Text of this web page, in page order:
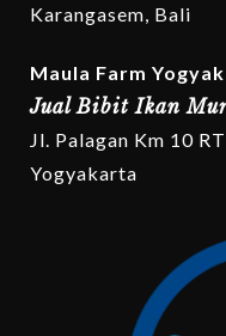
Karangasem, Bali
Maula Farm
Jual Bibit Ikan
Jl. Palagan Km 10
Yogyakarta